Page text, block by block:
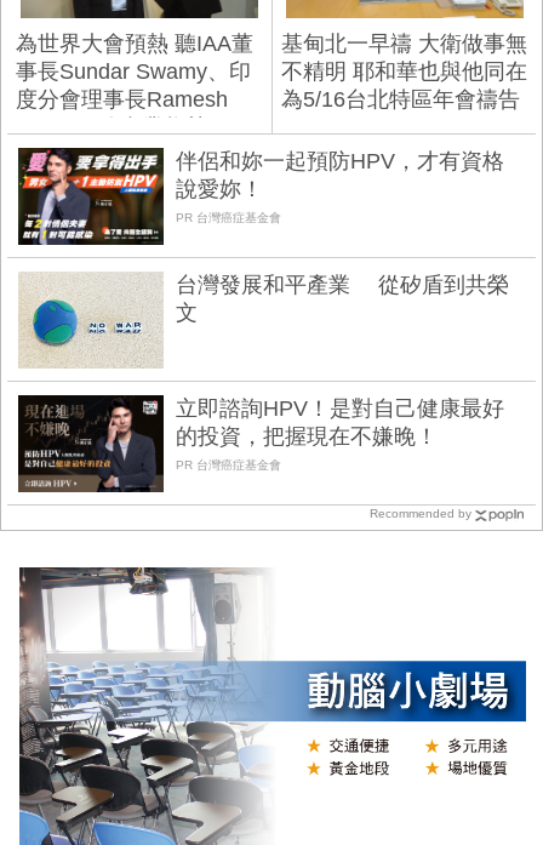
為世界大會預熱 聽IAA董
事長Sundar Swamy、印
度分會理事長Ramesh
Narayan聊產業趨勢
基甸北一早禱 大衛做事無
不精明 耶和華也與他同在
為5/16台北特區年會禱告
伴侶和妳一起預防HPV，才有資格
說愛妳！
PR 台灣癌症基金會
台灣發展和平產業 從矽盾到共榮
文
立即諮詢HPV！是對自己健康最好
的投資，把握現在不嫌晚！
PR 台灣癌症基金會
Recommended by